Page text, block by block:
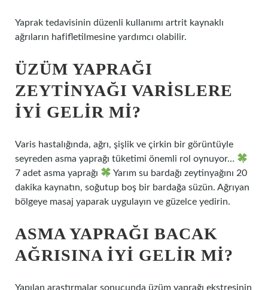
Yaprak tedavisinin düzenli kullanımı artrit kaynaklı
ağrıların hafifletilmesine yardımcı olabilir.
ÜZÜM YAPRAĞI
ZEYTINYAĞI VARISLERE
IYI GELIR MI?
Varis hastalığında, ağrı, şişlik ve çirkin bir görüntüyle
seyreden asma yaprağı tüketimi önemli rol oynuyor…
7 adet asma yaprağı
Yarım su bardağı zeytinyağını 20
dakika kaynatın, soğutup boş bir bardağa süzün. Ağrıyan
bölgeye masaj yaparak uygulayın ve güzelce yedirin.
ASMA YAPRAĞI BACAK
AĞRISINA IYI GELIR MI?
Yapılan araştırmalar sonucunda üzüm yaprağı ekstresinin